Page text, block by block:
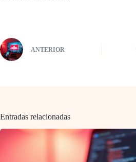
ANTERIOR
Entradas relacionadas